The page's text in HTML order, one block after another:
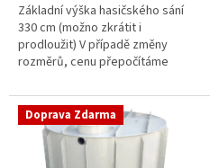
hvězdiček.
Základní výška hasičského sání
330 cm (možno zkrátit i
prodloužit) V případě změny
rozměrů, cenu přepočítáme
Doprava Zdarma